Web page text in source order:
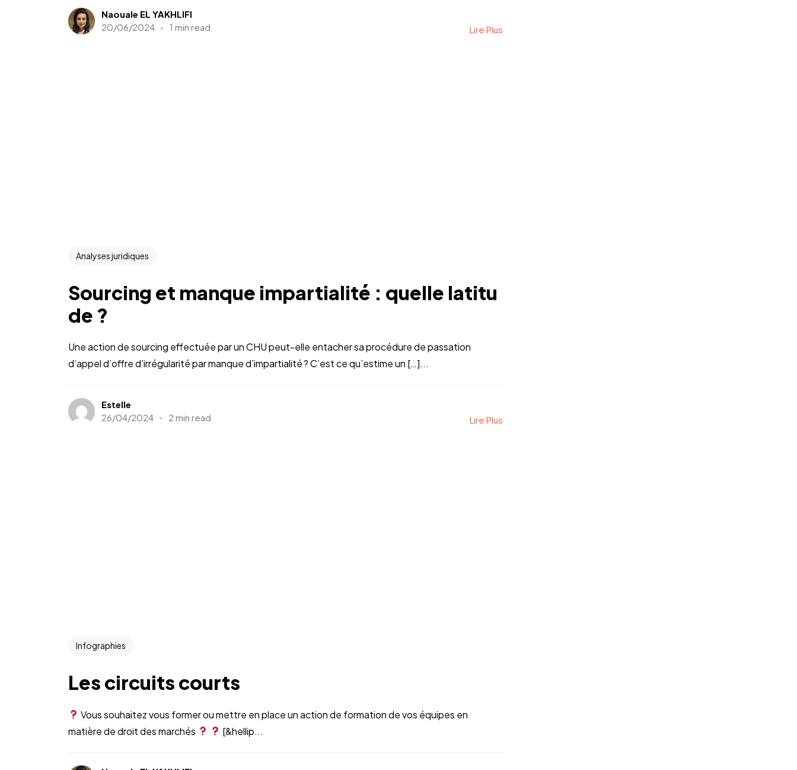
Naouale EL YAKHLIFI
20/06/2024
1 min read Lire Plus
Analyses juridiques
Sourcing et manque impartialité : quelle latitu
de ?
Une action de sourcing effectuée par un CHU peut-elle entacher sa procédure de passation
d’appel d’offre d’irrégularité par manque d’impartialité ? C’est ce qu’estime un […]...
Estelle
26/04/2024
2 min read Lire Plus
Infographies
Les circuits courts
Vous souhaitez vous former ou mettre en place un action de formation de vos équipes en
matière de droit des marchés
[&hellip...